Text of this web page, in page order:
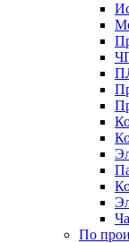
По